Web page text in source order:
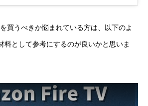
買うべきか悩まれている方は、以下のよ
料として参考にするのが良いかと思いま